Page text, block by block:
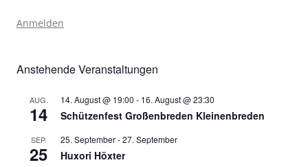
Anmelden
Anstehende Veranstaltungen
AUG.
14
14. August @ 19:00 - 16. August @ 23:30
Schützenfest Großenbreden Kleinenbreden
SEP.
25
25. September-27. September
Huxori Höxter